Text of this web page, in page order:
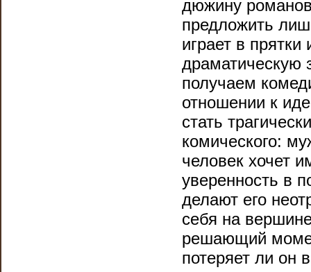
дюжину
предложить
играет в
драматическую
получаем
отношении к
стать
комического:
человек хочет
уверенность в
делают его
себя на
решающий
потеряет ли он